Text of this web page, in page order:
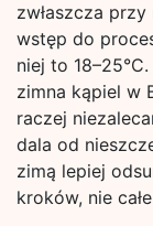
zwłaszcza
wstęp do
niej to
zimna kąpiel w
raczej
dala od
zimą lepiej
kroków, nie